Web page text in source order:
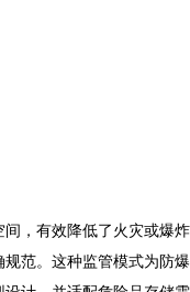
，有效降低了火灾或爆炸
范。这种监管模式为防爆